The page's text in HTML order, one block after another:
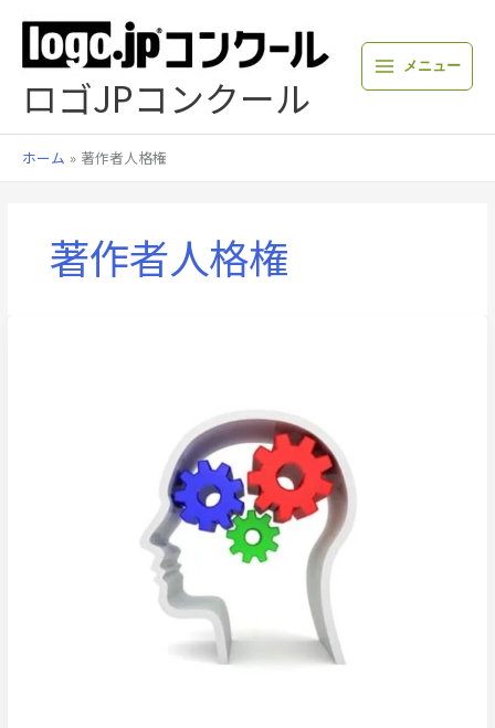
プ
ロゴJPコンクール
メニュー
ホーム 著作者人格権
著作者人格権